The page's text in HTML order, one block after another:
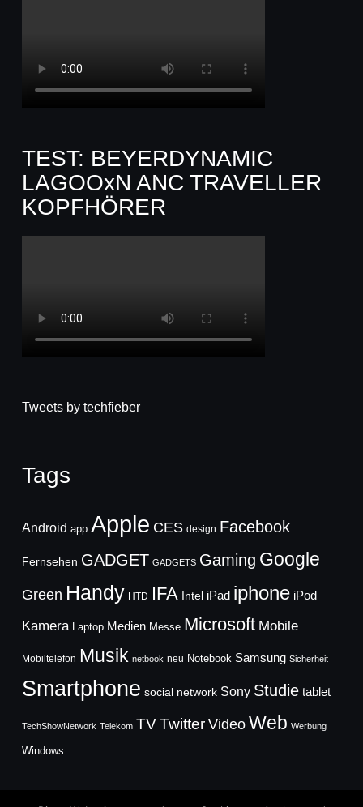
TEST: BEYERDYNAMIC
LAGOOxN ANC TRAVELLER
KOPFHÖRER
Tweets by techfieber
Tags
Android app Apple CES design Facebook
Fernsehen GADGET GADGETS Gaming Google
Green Handy HTD IFA Intel iPad iphone iPod
Kamera Laptop Medien Messe Microsoft Mobile
Mobiltelefon Musik netbook neu Notebook Samsung Sicherheit
Smartphone social network Sony Studie tablet
TechShowNetwork Telekom TVTwitter Video Web Werbung
Windows